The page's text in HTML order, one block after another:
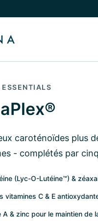
caroténoïdes plus
- complétés par
(Lyc-O-Lutéine™) &
vitamines C & E
A & zinc pour le maintien de